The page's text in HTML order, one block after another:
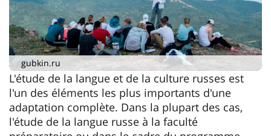
gubkin.ru
L'étude de la langue et de la culture russes est
l'un des éléments les plus importants d'une
adaptation complète. Dans la plupart des cas,
l'étude de la langue russe à la faculté